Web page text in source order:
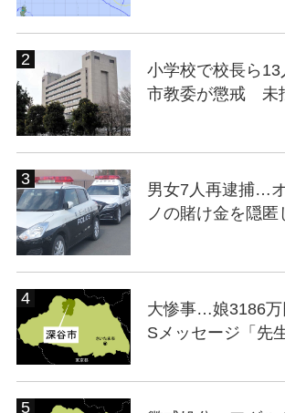
小学校で校長ら13
市教委が懲戒 未
男女7人再逮捕…
ノの賭け金を隠匿
大惨事…娘3186
Sメッセージ「先